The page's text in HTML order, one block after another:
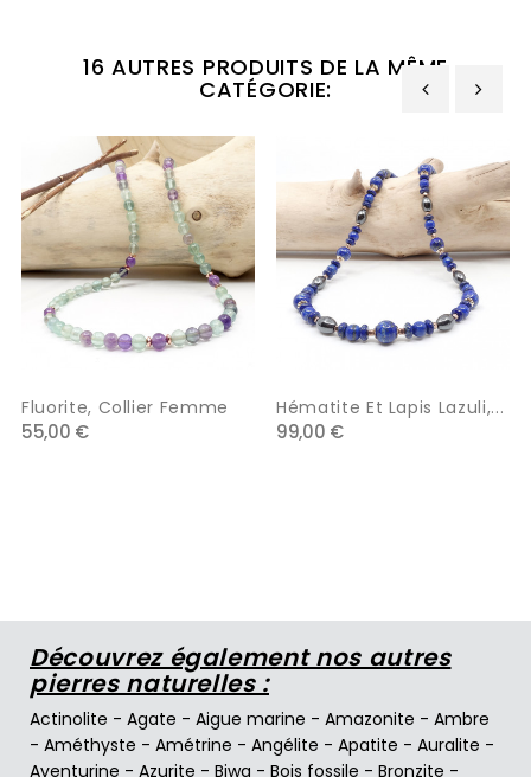
16 AUTRES PRODUITS DE LA MÊME
CATÉGORIE:
Fluorite, Collier Femme
55,00 €
Hématite Et Lapis Lazuli,...
99,00 €
Découvrez également nos autres
pierres naturelles :
Actinolite - Agate - Aigue marine - Amazonite - Ambre
- Améthyste - Amétrine - Angélite - Apatite - Auralite -
Aventurine - Azurite - Biwa - Bois fossile - Bronzite -